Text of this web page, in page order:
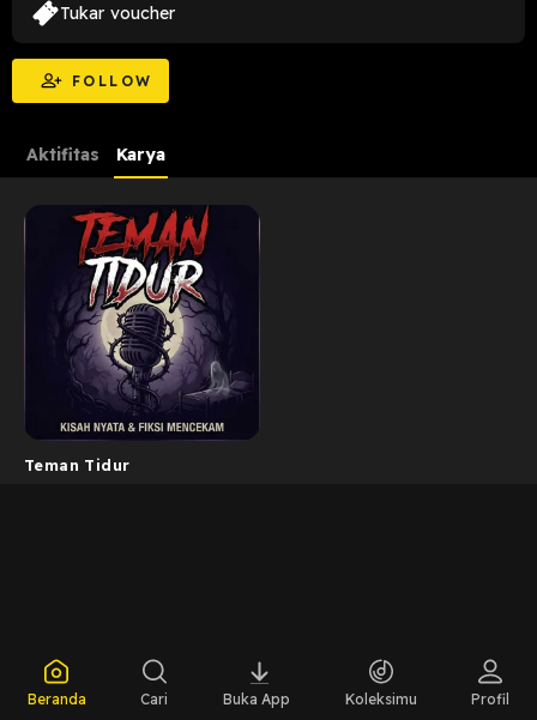
FOLLOW
Tukar voucher
Aktifitas Karya
Teman Tidur
Beranda Cari Buka App Koleksimu Profil